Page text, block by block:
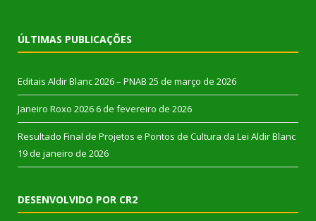
ÚLTIMAS PUBLICAÇÕES
Editais Aldir Blanc 2026 – PNAB 25 de março de 2026
Janeiro Roxo 2026 6 de fevereiro de 2026
Resultado Final de Projetos e Pontos de Cultura da Lei Aldir Blanc
19 de janeiro de 2026
DESENVOLVIDO POR CR2